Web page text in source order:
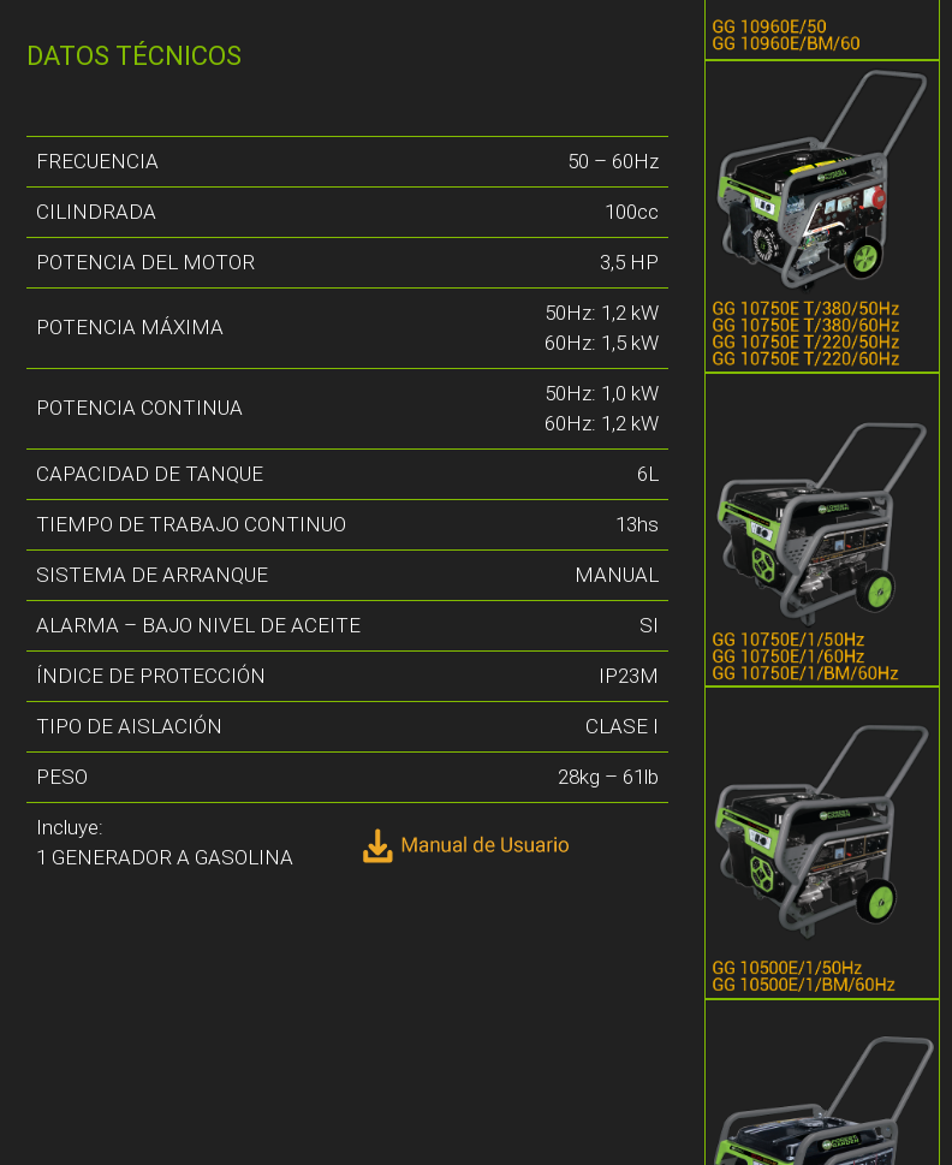
DATOS TÉCNICOS
FRECUENCIA 50 – 60Hz
CILINDRADA 100cc
POTENCIA DEL MOTOR 3,5 HP
POTENCIA MÁXIMA
50Hz: 1,2 kW
60Hz: 1,5 kW
POTENCIA CONTINUA
50Hz: 1,0 kW
60Hz: 1,2 kW
CAPACIDAD DE TANQUE 6L
TIEMPO DE TRABAJO CONTINUO 13hs
SISTEMA DE ARRANQUE MANUAL
ALARMA – BAJO NIVEL DE ACEITE SI
ÍNDICE DE PROTECCIÓN IP23M
TIPO DE AISLACIÓN CLASE I
PESO 28kg – 61lb
Incluye:
1 GENERADOR A GASOLINA